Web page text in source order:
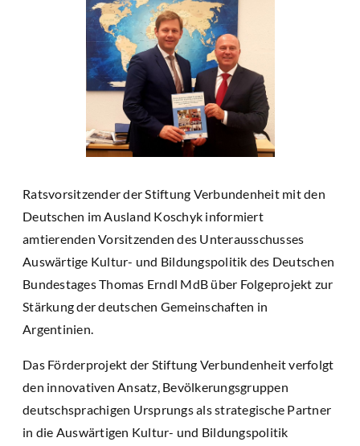
Ratsvorsitzender der Stiftung Verbundenheit mit den
Deutschen im Ausland Koschyk informiert
amtierenden Vorsitzenden des Unterausschusses
Auswärtige Kultur- und Bildungspolitik des Deutschen
Bundestages Thomas Erndl MdB über Folgeprojekt zur
Stärkung der deutschen Gemeinschaften in
Argentinien.
Das Förderprojekt der Stiftung Verbundenheit verfolgt
den innovativen Ansatz, Bevölkerungsgruppen
deutschsprachigen Ursprungs als strategische Partner
in die Auswärtigen Kultur- und Bildungspolitik